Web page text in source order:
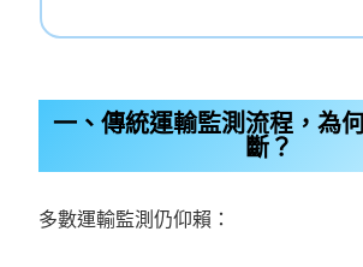
一、傳統運輸監測流程，為
斷？
多數運輸監測仍仰賴：